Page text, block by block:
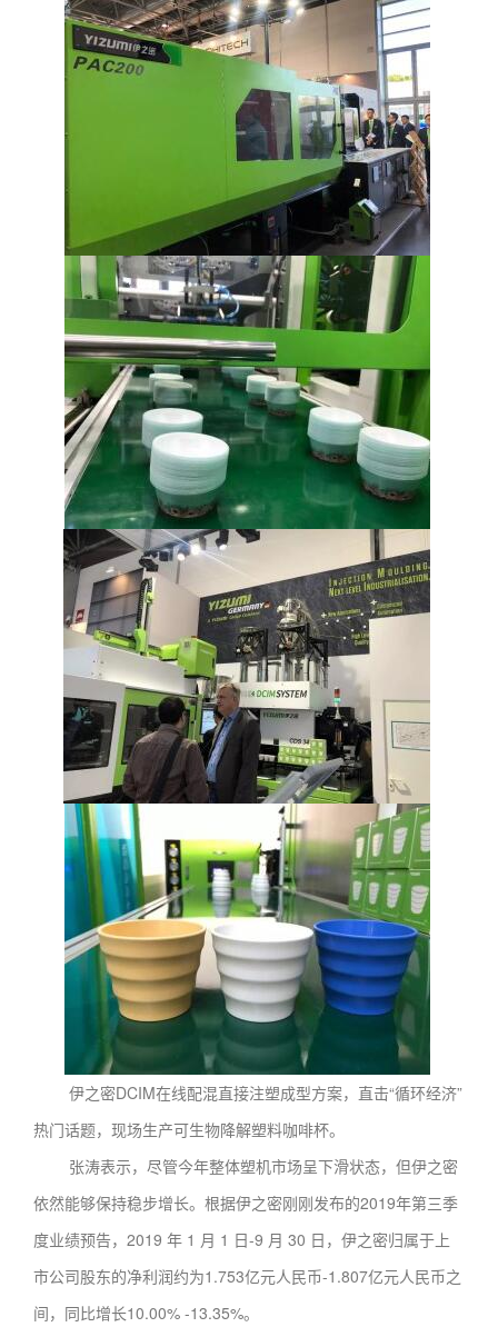
伊之密DCIM在线配混直接注塑成型方案，直击“循环经济”
热门话题，现场生产可生物降解塑料咖啡杯。
张涛表示，尽管今年整体塑机市场呈下滑状态，但伊之密
依然能够保持稳步增长。根据伊之密刚刚发布的2019年第三季
度业绩预告，2019 年 1 月 1 日-9 月 30 日，伊之密归属于上
市公司股东的净利润约为1.753亿元人民币-1.807亿元人民币之
间，同比增长10.00% -13.35%。